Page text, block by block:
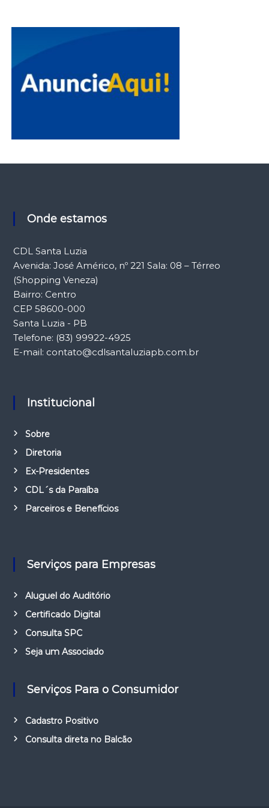
Onde estamos
CDL Santa Luzia
Avenida: José Américo, nº 221 Sala: 08 – Térreo
(Shopping Veneza)
Bairro: Centro
CEP 58600-000
Santa Luzia - PB
Telefone: (83) 99922-4925
E-mail: contato@cdlsantaluziapb.com.br
Institucional
Sobre
Diretoria
Ex-Presidentes
CDL´s da Paraíba
Parceiros e Benefícios
Serviços para Empresas
Aluguel do Auditório
Certificado Digital
Consulta SPC
Seja um Associado
Serviços Para o Consumidor
Cadastro Positivo
Consulta direta no Balcão